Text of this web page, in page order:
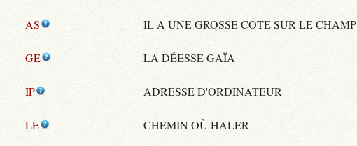
AS IL A UNE GROSSE COTE SUR LE CHAMP
GE LA DÉESSE GAÏA
IP ADRESSE D'ORDINATEUR
LE CHEMIN OÙ HALER